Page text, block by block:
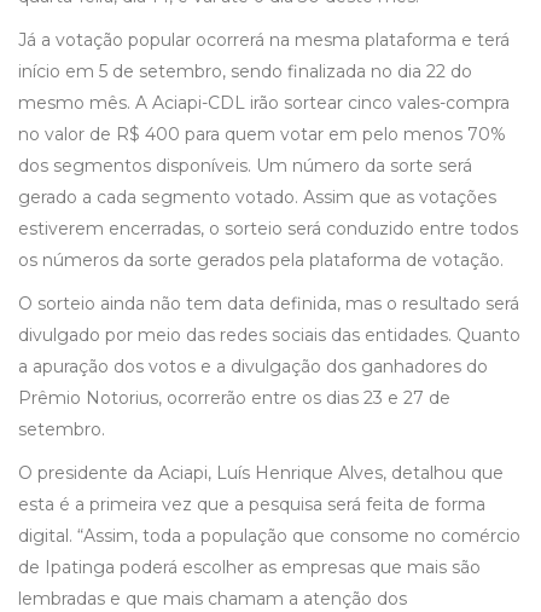
Já a votação popular ocorrerá na mesma plataforma e terá
início em 5 de setembro, sendo finalizada no dia 22 do
mesmo mês. A Aciapi-CDL irão sortear cinco vales-compra
no valor de R$ 400 para quem votar em pelo menos 70%
dos segmentos disponíveis. Um número da sorte será
gerado a cada segmento votado. Assim que as votações
estiverem encerradas, o sorteio será conduzido entre todos
os números da sorte gerados pela plataforma de votação.
O sorteio ainda não tem data definida, mas o resultado será
divulgado por meio das redes sociais das entidades. Quanto
a apuração dos votos e a divulgação dos ganhadores do
Prêmio Notorius, ocorrerão entre os dias 23 e 27 de
setembro.
O presidente da Aciapi, Luís Henrique Alves, detalhou que
esta é a primeira vez que a pesquisa será feita de forma
digital. “Assim, toda a população que consome no comércio
de Ipatinga poderá escolher as empresas que mais são
lembradas e que mais chamam a atenção dos